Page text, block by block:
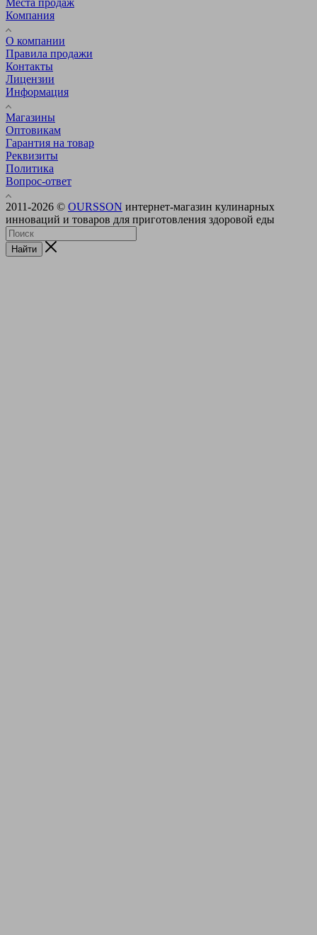
Компания
О компании
Правила продажи
Контакты
Лицензии
Информация
Магазины
Оптовикам
Гарантия на товар
Реквизиты
Политика
Вопрос-ответ
2011-2026 © OURSSON интернет-магазин кулинарных
инноваций и товаров для приготовления здоровой еды
Найти